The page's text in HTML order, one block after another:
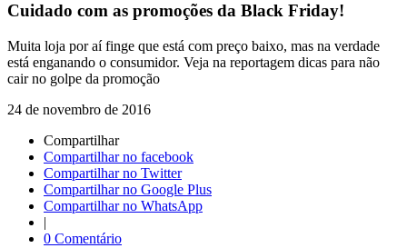
Cuidado com as promoções da Black Friday!
Muita loja por aí finge que está com preço baixo, mas na verdade
está enganando o consumidor. Veja na reportagem dicas para não
cair no golpe da promoção
24 de novembro de 2016
Compartilhar
Compartilhar no facebook
Compartilhar no Twitter
Compartilhar no Google Plus
Compartilhar no WhatsApp
|
0 Comentário